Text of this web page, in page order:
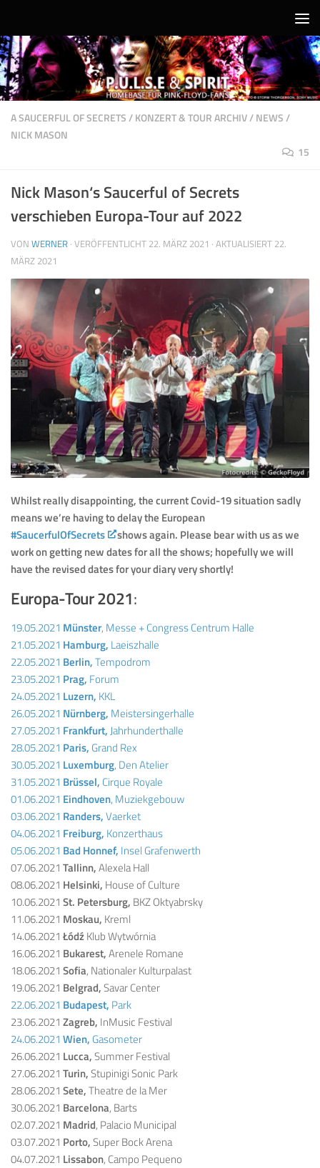
A SAUCERFUL OF SECRETS/KONZERT & TOUR ARCHIV/NEWS/
NICK MASON
15
Nick Mason‘s Saucerful of Secrets
verschieben Europa-Tour auf 2022
VON WERNER · VERÖFFENTLICHT 22. MÄRZ 2021 · AKTUALISIERT 22.
MÄRZ 2021
Whilst really disappointing, the current Covid-19 situation sadly
means we’re having to delay the European
#SaucerfulOfSecrets
shows again. Please bear with us as we
work on getting new dates for all the shows; hopefully we will
have the revised dates for your diary very shortly!
Europa-Tour 2021:
19.05.2021 Münster, Messe + Congress Centrum Halle
21.05.2021 Hamburg, Laeiszhalle
22.05.2021 Berlin,Tempodrom
23.05.2021 Prag, Forum
24.05.2021 Luzern, KKL
26.05.2021 Nürnberg, Meistersingerhalle
27.05.2021 Frankfurt,Jahrhunderthalle
28.05.2021 Paris, Grand Rex
30.05.2021 Luxemburg, Den Atelier
31.05.2021 Brüssel, Cirque Royale
01.06.2021 Eindhoven, Muziekgebouw
03.06.2021 Randers,Vaerket
04.06.2021 Freiburg, Konzerthaus
05.06.2021 Bad Honnef, Insel Grafenwerth
07.06.2021 Tallinn,Alexela Hall
08.06.2021 Helsinki, House of Culture
10.06.2021 St. Petersburg, BKZ Oktyabrsky
11.06.2021 Moskau, Kreml
14.06.2021 ŁódźKlub Wytwórnia
16.06.2021 Bukarest,Arenele Romane
18.06.2021 Sofia, Nationaler Kulturpalast
19.06.2021 Belgrad,Savar Center
22.06.2021 Budapest, Park
23.06.2021 Zagreb, InMusic Festival
24.06.2021 Wien, Gasometer
26.06.2021 Lucca,Summer Festival
27.06.2021 Turin,Stupinigi Sonic Park
28.06.2021 Sete,Theatre de la Mer
30.06.2021 Barcelona, Barts
02.07.2021 Madrid, Palacio Municipal
03.07.2021 Porto,Super Bock Arena
04.07.2021 Lissabon, Campo Pequeno